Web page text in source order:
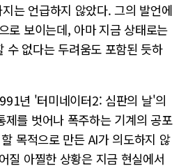
는 언급하지 않았다. 그의 발언에
로 보이는데, 아마 지금 상태로는
없다는 두려움도 포함된 듯하
년 '터미네이터2: 심판의 날'의
제를 벗어나 폭주하는 기계의 공포
목적으로 만든 AI가 의도하지 않
질 아찔한 상황은 지금 현실에서